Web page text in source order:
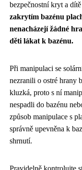
bezpečnostní kryt a
zakrytím bazénu
nenacházejí žádné
děti lákat k bazénu.
Při manipulaci se
nezranili o ostré hrany
kluzká, proto s ní
nespadli do bazénu
způsob manipulace s
správně upevněna k
shrnutí.
Pravidelně kontrolujte